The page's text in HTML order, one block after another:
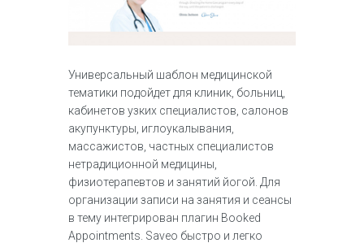
Универсальный шаблон медицинской
тематики подойдет для клиник, больниц,
кабинетов узких специалистов, салонов
акупунктуры, иглоукалывания,
массажистов, частных специалистов
нетрадиционной медицины,
физиотерапевтов и занятий йогой. Для
организации записи на занятия и сеансы
в тему интегрирован плагин Booked
Appointments. Saveo быстро и легко